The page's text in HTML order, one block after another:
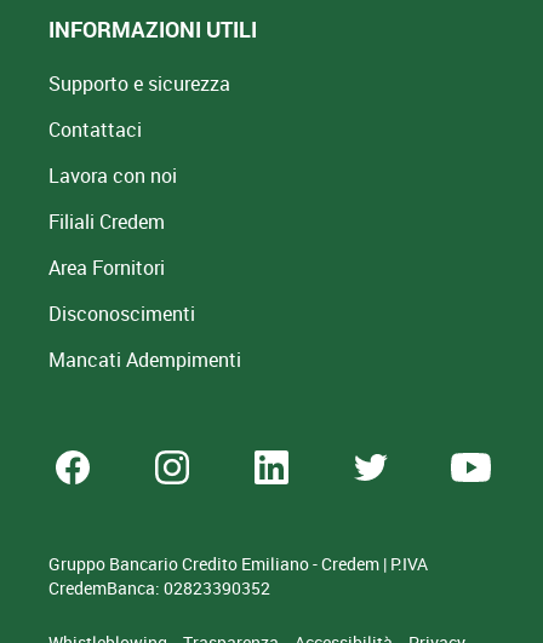
INFORMAZIONI UTILI
Supporto e sicurezza
Contattaci
Lavora con noi
Filiali Credem
Area Fornitori
Disconoscimenti
Mancati Adempimenti
Gruppo Bancario Credito Emiliano - Credem | P.IVA
CredemBanca: 02823390352